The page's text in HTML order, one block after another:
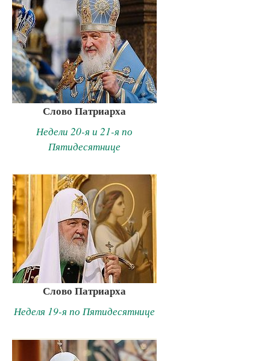
Слово Патриарха
Недели 20-я и 21-я по
Пятидесятнице
Слово Патриарха
Неделя 19-я по Пятидесятнице